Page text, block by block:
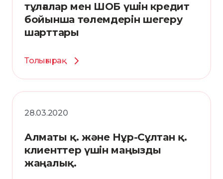
тұлғалар мен ШОБ үшін кредит
бойынша төлемдерін шегеру
шарттары
Толығырақ
28.03.2020
Алматы қ. және Нұр-Сұлтан қ.
клиенттер үшін маңызды
жаңалық.